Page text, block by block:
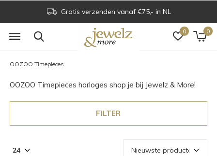
0 0
Gratis verzenden vanaf €75,- in NL
OOZOO Timepieces
OOZOO Timepieces horloges shop je bij Jewelz & More!
FILTER